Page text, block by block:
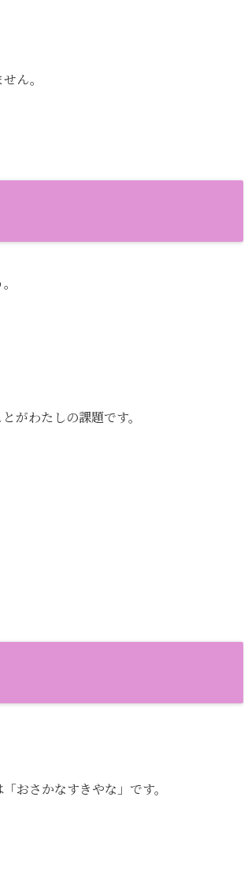
ん。
がわたしの課題です。
おさかなすきやな」です。